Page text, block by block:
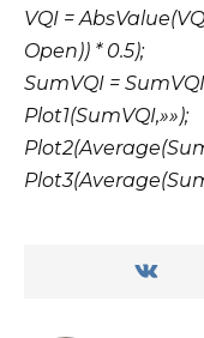
VQI =
Open)) * 0.5);
SumVQI =
Plot1(SumVQI,»»);